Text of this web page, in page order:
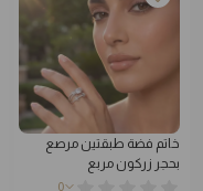
خاتم فضة طبقتين مرصع
بحجر زركون مربع
0